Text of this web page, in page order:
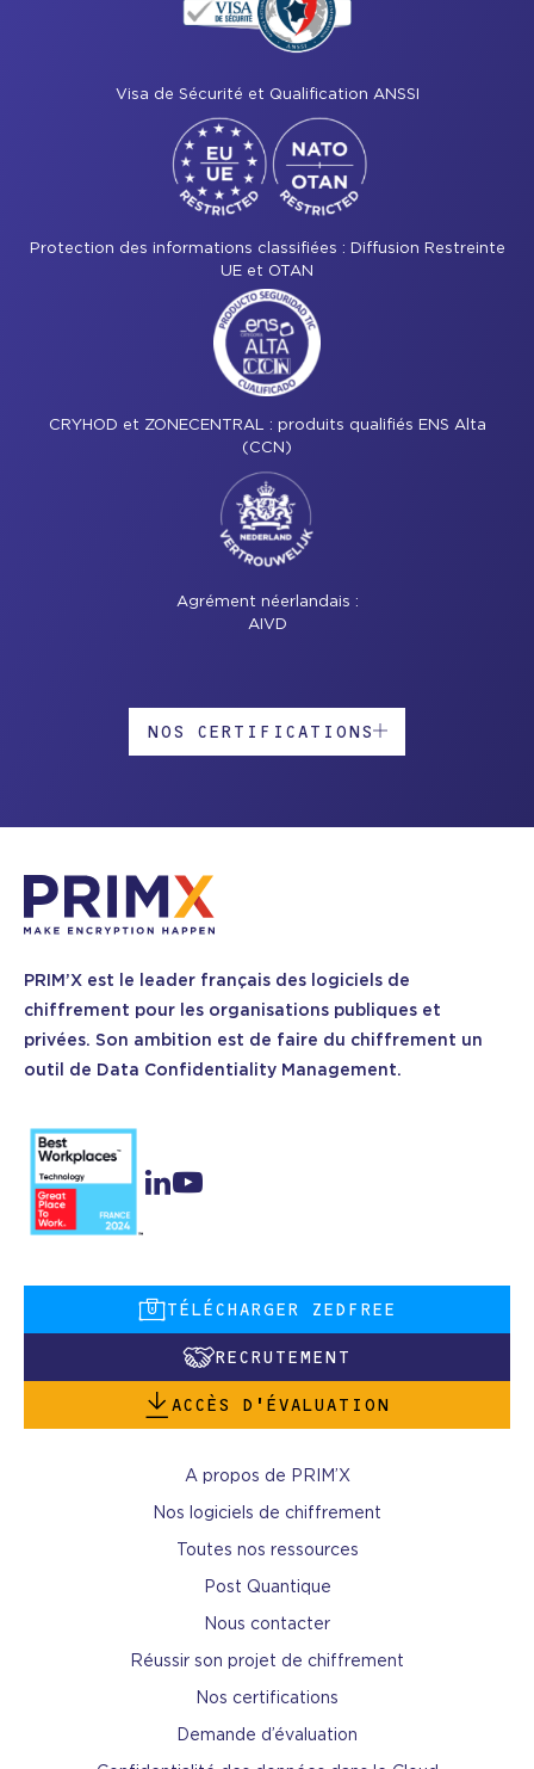
Visa de Sécurité et Qualification ANSSI
Protection des informations classifiées : Diffusion Restreinte
UE et OTAN
CRYHOD et ZONECENTRAL : produits qualifiés ENS Alta
(CCN)
Agrément néerlandais :
AIVD
NOS CERTIFICATIONS
PRIM’X est le leader français des logiciels de
chiffrement pour les organisations publiques et
privées. Son ambition est de faire du chiffrement un
outil de Data Confidentiality Management.
TÉLÉCHARGER ZEDFREE
RECRUTEMENT
ACCÈS D’ÉVALUATION
A propos de PRIM’X
Nos logiciels de chiffrement
Toutes nos ressources
Post Quantique
Nous contacter
Réussir son projet de chiffrement
Nos certifications
Demande d’évaluation